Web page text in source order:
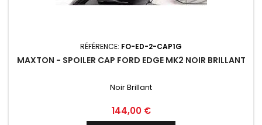
RÉFÉRENCE: FO-ED-2-CAP1G
MAXTON - SPOILER CAP FORD EDGE MK2 NOIR BRILLANT
Noir Brillant
Prix
144,00 €